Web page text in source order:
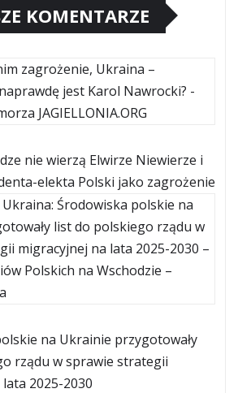
KOMENTARZE
zagrożenie, Ukraina –
jest Karol Nawrocki? -
JAGIELLONIA.ORG
nie wierzą Elwirze Niewierze i
elekta Polski jako zagrożenie
Ukraina: Środowiska polskie na
list do polskiego rządu w
migracyjnej na lata 2025-2030 –
Polskich na Wschodzie –
na Ukrainie przygotowały
rządu w sprawie strategii
2025-2030